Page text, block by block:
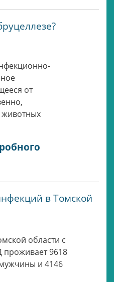
от
животных
в Томской
области с
9618
и 4146